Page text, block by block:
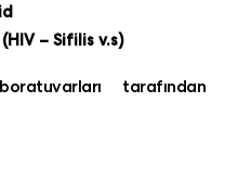
– Sifilis v.s)
tarafından